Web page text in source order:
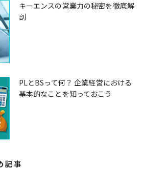
キーエンスの営業力の秘密を徹底解
剖
PLとBSって何？ 企業経営における
基本的なことを知っておこう
記事